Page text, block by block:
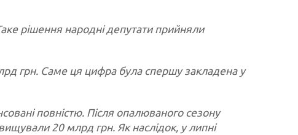
рішення народні депутати прийняли
грн. Саме ця цифра була спершу закладена у
повністю. Після опалюваного сезону
20 млрд грн. Як наслідок, у липні